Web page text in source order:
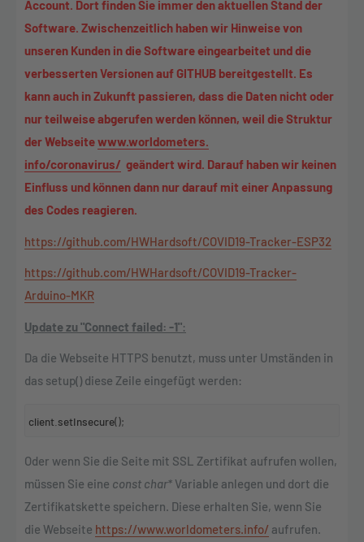
Account. Dort finden Sie immer den aktuellen Stand der
Software. Zwischenzeitlich haben wir Hinweise von
unseren Kunden in die Software eingearbeitet und die
verbesserten Versionen auf GITHUB bereitgestellt. Es
kann auch in Zukunft passieren, dass die Daten nicht oder
nur teilweise abgerufen werden können, weil die Struktur
der Webseitewww.worldometers.
info/coronavirus/ geändert wird. Darauf haben wir keinen
Einfluss und können dann nur darauf mit einer Anpassung
des Codes reagieren.
https://github.com/HWHardsoft/COVID19-Tracker-ESP32
https://github.com/HWHardsoft/COVID19-Tracker-
Arduino-MKR
Update zu "Connect failed: -1":
Da die Webseite HTTPS benutzt, muss unter Umständen in
das setup() diese Zeile eingefügt werden:
client setInsecure();
Oder wenn Sie die Seite mit SSL Zertifikat aufrufen wollen,
müssen Sie eine const char* Variable anlegen und dort die
Zertifikatskette speichern. Diese erhalten Sie, wenn Sie
die Webseite https://www.worldometers.info/ aufrufen.